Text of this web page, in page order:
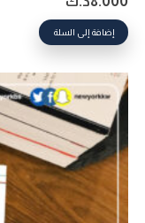
إضافة إلى السلة